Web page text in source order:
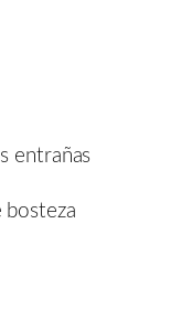
entrañas
bosteza